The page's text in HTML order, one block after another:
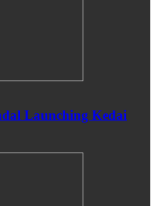
Launching Kedai